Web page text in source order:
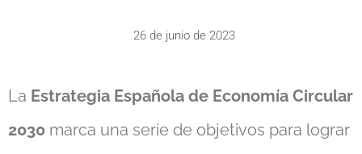
26 de junio de 2023
La Estrategia Española de Economía Circular
2030 marca una serie de objetivos para lograr